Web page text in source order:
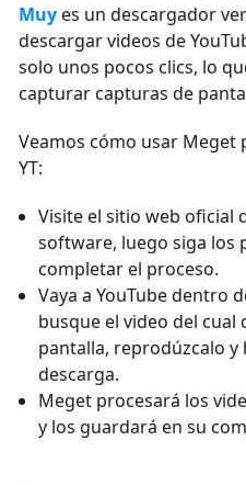
Muy es un descargador
descargar videos de
solo unos pocos clics, lo
capturar capturas de
Veamos cómo usar Meget
YT:
Visite el sitio web oficial
software, luego siga los
completar el proceso.
Vaya a YouTube dentro
busque el video del
pantalla, reprodúzcalo y
descarga.
Meget procesará los
y los guardará en su